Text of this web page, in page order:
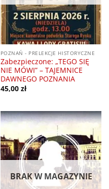
POZNAŃ - PRELEKCJE HISTORYCZNE
Zabezpieczone: „TEGO SIĘ
NIE MÓWI” – TAJEMNICE
DAWNEGO POZNANIA
45,00 zł
BRAK W MAGAZYNIE